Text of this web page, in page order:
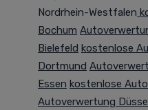
Nordrhein-Westfalen
Bochum
Bielefeld kostenlose
Dortmund
Essen kostenlose
Autoverwertung